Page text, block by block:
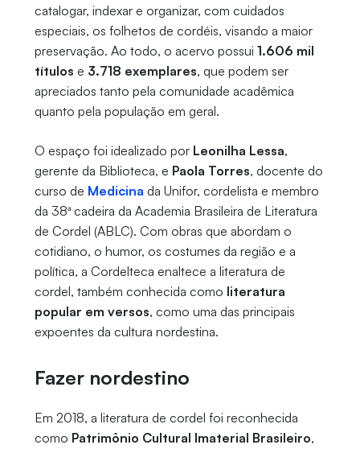
catalogar, indexar e organizar, com cuidados
especiais, os folhetos de cordéis, visando a maior
preservação. Ao todo, o acervo possui 1.606 mil
títulos e 3.718 exemplares, que podem ser
apreciados tanto pela comunidade acadêmica
quanto pela população em geral.
O espaço foi idealizado porLeonilha Lessa,
gerente da Biblioteca, e Paola Torres, docente do
curso de Medicina da Unifor, cordelista e membro
da 38ª cadeira da Academia Brasileira de Literatura
de Cordel (ABLC). Com obras que abordam o
cotidiano, o humor, os costumes da região e a
política, a Cordelteca enaltece a literatura de
cordel, também conhecida como literatura
popular em versos, como uma das principais
expoentes da cultura nordestina.
Fazer nordestino
Em 2018, a literatura de cordel foi reconhecida
como Patrimônio Cultural Imaterial Brasileiro,